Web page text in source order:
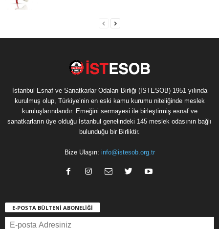
İstanbul Esnaf ve Sanatkarlar Odaları Birliği (İSTESOB) 1951 yılında
kurulmuş olup, Türkiye’nin en eski kamu kurumu niteliğinde meslek
kuruluşlarındandır. Emeğini sermayesi ile birleştirmiş esnaf ve
sanatkarların üye olduğu İstanbul genelindeki 145 meslek odasının bağlı
bulunduğu bir Birliktir.
Bize Ulaşın: info@istesob.org.tr
E-POSTA BÜLTENİ ABONELİĞİ